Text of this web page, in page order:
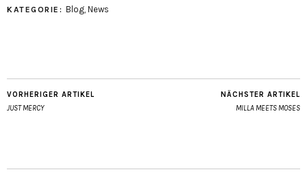
KATEGORIE: Blog, News
VORHERIGER ARTIKEL
JUST MERCY
NÄCHSTER ARTIKEL
MILLA MEETS MOSES